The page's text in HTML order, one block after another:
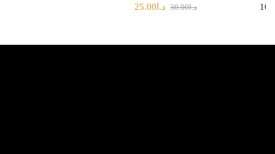
د.ا30.00 د.ا 25.00